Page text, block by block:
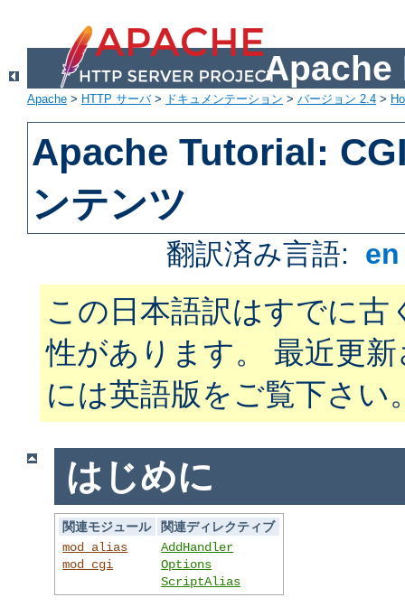
Apache
Apache > HTTP サーバ> ドキュメンテーション > バージョン 2.4 >
Apache Tutorial:
ンテンツ
翻訳済み言語:
この日本語訳はすでに古
性があります。 最近更
には英語版をご覧下さい
はじめに
関連モジュール
関連ディレクティブ
mod_alias
mod_cgi
AddHandler
Options
ScriptAlias